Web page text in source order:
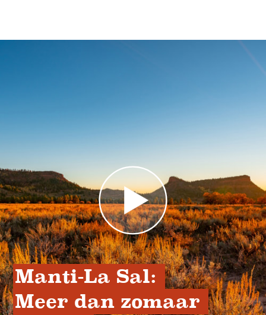
Manti-La Sal:
Meer dan zomaar